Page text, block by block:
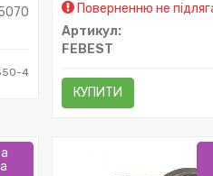
4
Поверненню не
Артикул:
FEBEST
КУПИТИ